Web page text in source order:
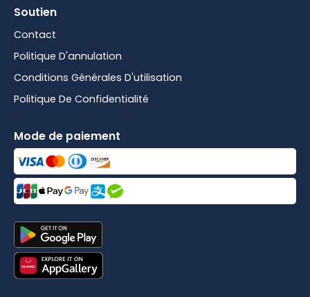
Soutien
Contact
Politique D'annulation
Conditions Générales D'utilisation
Politique De Confidentialité
Mode de paiement